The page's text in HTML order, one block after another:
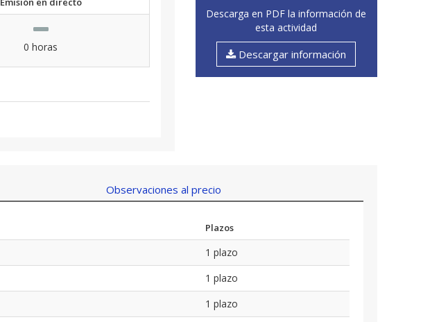
0 horas
Descarga en PDF la información de
esta actividad
Descargar información
Observaciones al precio
Plazos
1 plazo
1 plazo
1 plazo